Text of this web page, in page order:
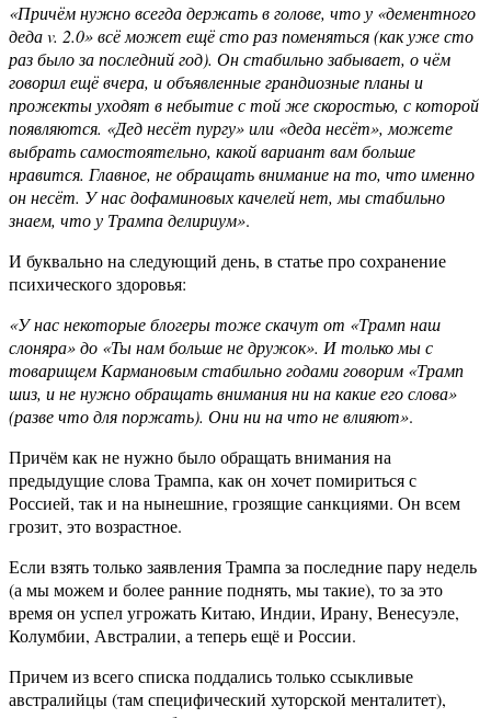
«Причём нужно всегда держать в голове, что у «дементного
деда v. 2.0» всё может ещё сто раз поменяться (как уже сто
раз было за последний год). Он стабильно забывает, о чём
говорил ещё вчера, и объявленные грандиозные планы и
прожекты уходят в небытие с той же скоростью, с которой
появляются. «Дед несёт пургу» или «деда несёт», можете
выбрать самостоятельно, какой вариант вам больше
нравится. Главное, не обращать внимание на то, что именно
он несёт. У нас дофаминовых качелей нет, мы стабильно
знаем, что у Трампа делириум».
И буквально на следующий день, в статье про сохранение
психического здоровья:
«У нас некоторые блогеры тоже скачут от «Трамп наш
слоняра» до «Ты нам больше не дружок». И только мы с
товарищем Кармановым стабильно годами говорим «Трамп
шиз, и не нужно обращать внимания ни на какие его слова»
(разве что для поржать). Они ни на что не влияют».
Причём как не нужно было обращать внимания на
предыдущие слова Трампа, как он хочет помириться с
Россией, так и на нынешние, грозящие санкциями. Он всем
грозит, это возрастное.
Если взять только заявления Трампа за последние пару недель
(а мы можем и более ранние поднять, мы такие), то за это
время он успел угрожать Китаю, Индии, Ирану, Венесуэле,
Колумбии, Австралии, а теперь ещё и России.
Причем из всего списка поддались только ссыкливые
австралийцы (там специфический хуторской менталитет),